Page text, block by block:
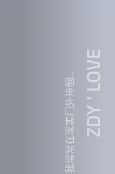
我常常在现实门外徘徊...ZDY ' LOVE